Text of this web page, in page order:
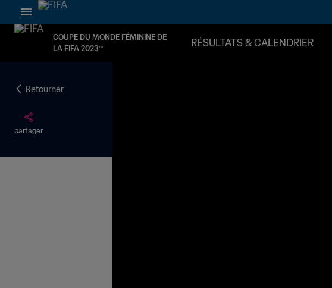
COUPE DU MONDE FÉMININE DE
LA FIFA 2023™
RÉSULTATS & CALENDRIER
Retourner
partager